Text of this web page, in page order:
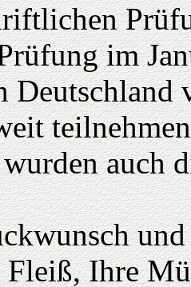
im
auch
Ihre